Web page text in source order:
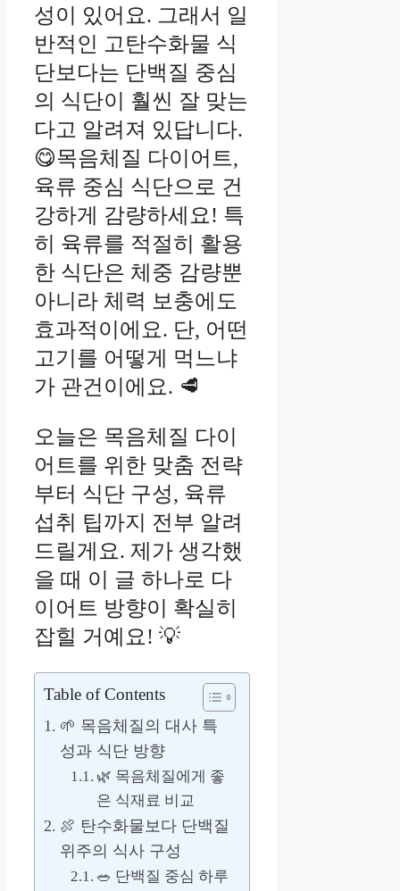
성이 있어요. 그래서 일
반적인 고탄수화물 식
단보다는 단백질 중심
의 식단이 훨씬 잘 맞는
다고 알려져 있답니다.
😋목음체질 다이어트,
육류 중심 식단으로 건
강하게 감량하세요! 특
히 육류를 적절히 활용
한 식단은 체중 감량뿐
아니라 체력 보충에도
효과적이에요. 단, 어떤
고기를 어떻게 먹느냐
가 관건이에요. 🥩
오늘은 목음체질 다이
어트를 위한 맞춤 전략
부터 식단 구성, 육류
섭취 팁까지 전부 알려
드릴게요. 제가 생각했
을 때 이 글 하나로 다
이어트 방향이 확실히
잡힐 거예요! 💡
Table of Contents
🌱 목음체질의 대사 특
성과 식단 방향
🌿 목음체질에게 좋
은 식재료 비교
🍖 탄수화물보다 단백질
위주의 식사 구성
🥗 단백질 중심 하루